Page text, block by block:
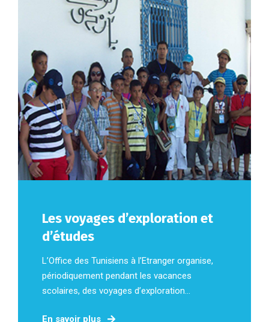
Les voyages d’exploration et
d’études
L’Office des Tunisiens à l’Etranger organise,
périodiquement pendant les vacances
scolaires, des voyages d’exploration...
En savoir plus